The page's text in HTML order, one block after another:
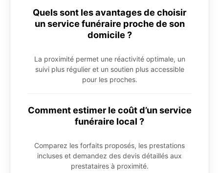
Quels sont les avantages de choisir
un service funéraire proche de son
domicile ?
La proximité permet une réactivité optimale, un
suivi plus régulier et un soutien plus accessible
pour les proches.
Comment estimer le coût d’un service
funéraire local ?
Comparez les forfaits proposés, les prestations
incluses et demandez des devis détaillés aux
prestataires à proximité.